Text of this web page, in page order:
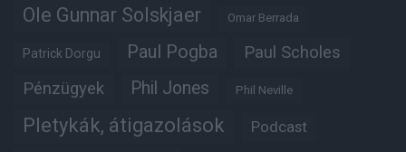
Ole Gunnar Solskjaer Omar Berrada
Patrick Dorgu Paul Pogba Paul Scholes
Pénzügyek Phil Jones Phil Neville
Pletykák, átigazolások Podcast